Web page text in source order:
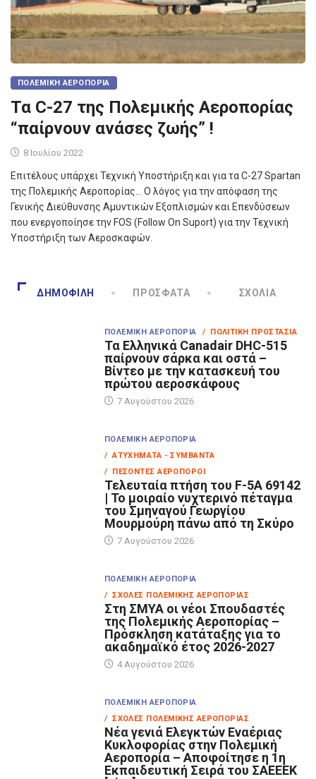
ΠΟΛΕΜΙΚΉ ΑΕΡΟΠΟΡΊΑ
Τα C-27 της Πολεμικής Αεροπορίας
“παίρνουν ανάσες ζωής” !
8 Ιουλίου 2022
Επιτέλους υπάρχει Τεχνική Υποστήριξη και για τα C-27 Spartan
της Πολεμικής Αεροπορίας… Ο λόγος για την απόφαση της
Γενικής Διεύθυνσης Αμυντικών Εξοπλισμών και Επενδύσεων
που ενεργοποίησε την FOS (Follow On Suport) για την Τεχνική
Υποστήριξη των Αεροσκαφών.
ΔΗΜΟΦΙΛΉ ΠΡΌΣΦΑΤΑ ΣΧΌΛΙΑ
ΠΟΛΕΜΙΚΉ ΑΕΡΟΠΟΡΊΑ / ΠΟΛΙΤΙΚΉ ΠΡΟΣΤΑΣΊΑ
Τα Eλληνικά Canadair DHC-515
παίρνουν σάρκα και οστά –
Βίντεο με την κατασκευή του
πρώτου αεροσκάφους
7 Αυγούστου 2026
ΠΟΛΕΜΙΚΉ ΑΕΡΟΠΟΡΊΑ
/ ΑΤΥΧΉΜΑΤΑ - ΣΥΜΒΆΝΤΑ
/ ΠΕΣΌΝΤΕΣ ΑΕΡΟΠΌΡΟΙ
Τελευταία πτήση του F-5A 69142
| Το μοιραίο νυχτερινό πέταγμα
του Σμηναγού Γεωργίου
Μουρμούρη πάνω από τη Σκύρο
7 Αυγούστου 2026
ΠΟΛΕΜΙΚΉ ΑΕΡΟΠΟΡΊΑ
/ ΣΧΟΛΈΣ ΠΟΛΕΜΙΚΉΣ ΑΕΡΟΠΟΡΊΑΣ
Στη ΣΜΥΑ οι νέοι Σπουδαστές
της Πολεμικής Αεροπορίας –
Πρόσκληση κατάταξης για το
ακαδημαϊκό έτος 2026-2027
4 Αυγούστου 2026
ΠΟΛΕΜΙΚΉ ΑΕΡΟΠΟΡΊΑ
/ ΣΧΟΛΈΣ ΠΟΛΕΜΙΚΉΣ ΑΕΡΟΠΟΡΊΑΣ
Νέα γενιά Ελεγκτών Εναέριας
Κυκλοφορίας στην Πολεμική
Αεροπορία – Αποφοίτησε η 1η
Εκπαιδευτική Σειρά του ΣΑΕΕΕΚ